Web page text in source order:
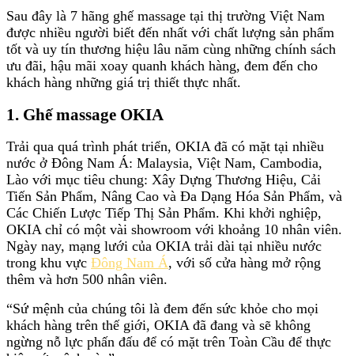
Sau đây là 7 hãng ghế massage tại thị trường Việt Nam
được nhiều người biết đến nhất với chất lượng sản phẩm
tốt và uy tín thương hiệu lâu năm cùng những chính sách
ưu đãi, hậu mãi xoay quanh khách hàng, đem đến cho
khách hàng những giá trị thiết thực nhất.
1. Ghế massage OKIA
Trải qua quá trình phát triển, OKIA đã có mặt tại nhiều
nước ở Đông Nam Á: Malaysia, Việt Nam, Cambodia,
Lào với mục tiêu chung: Xây Dựng Thương Hiệu, Cải
Tiến Sản Phẩm, Nâng Cao và Đa Dạng Hóa Sản Phẩm, và
Các Chiến Lược Tiếp Thị Sản Phẩm. Khi khởi nghiệp,
OKIA chỉ có một vài showroom với khoảng 10 nhân viên.
Ngày nay, mạng lưới của OKIA trải dài tại nhiều nước
trong khu vực Đông Nam Á, với số cửa hàng mở rộng
thêm và hơn 500 nhân viên.
“Sứ mệnh của chúng tôi là đem đến sức khỏe cho mọi
khách hàng trên thế giới, OKIA đã đang và sẽ không
ngừng nỗ lực phấn đấu để có mặt trên Toàn Cầu để thực